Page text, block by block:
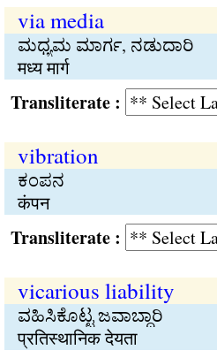
via media
ಮಧ್ಯಮ ಮಾರ್ಗ, ನಡುದಾರಿ
मध्य मार्ग
:
vibration
ಕಂಪನ
कंपन
:
vicarious liability
ವಹಿಸಿಕೊಟ್ಟ ಜವಾಬ್ದಾರಿ
प्रतिस्थानिक देयता